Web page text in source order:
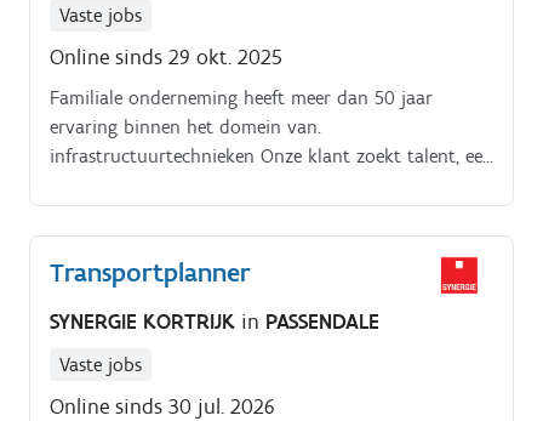
Vaste jobs
Online sinds 29 okt. 2025
Familiale onderneming heeft meer dan 50 jaar
ervaring binnen het domein van.
infrastructuurtechnieken Onze klant zoekt talent, een
vermogen, ben je stressbestendig en een echte
multitasker?
Transportplanner
SYNERGIE KORTRIJK in PASSENDALE
Vaste jobs
Online sinds 30 jul. 2026